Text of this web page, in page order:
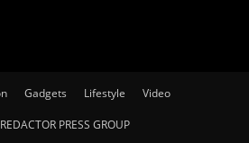
Gadgets Lifestyle Video
PRESS GROUP